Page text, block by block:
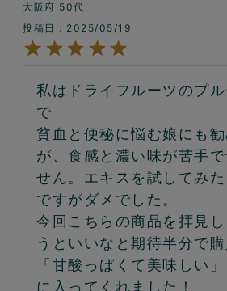
大阪府 50代
投稿日
2025/05/19
私はドライフルーツのプ
で
貧血と便秘に悩む娘にも
が、食感と濃い味が苦手
せん。エキスを試してみ
ですがダメでした。
今回こちらの商品を拝見
うといいなと期待半分で
「甘酸っぱくて美味しい
に入ってくれました！